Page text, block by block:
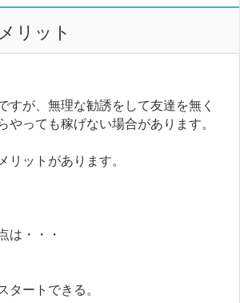
リット
すが、無理な勧誘をして友達を無く
やっても稼げない場合があります。
リットがあります。
は・・・
ートできる。